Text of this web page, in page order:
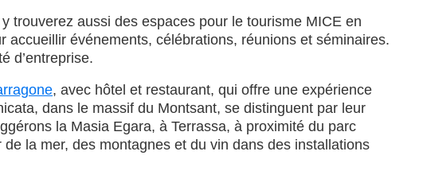
trouverez aussi des espaces pour le tourisme MICE en
événements, célébrations, réunions et séminaires.
d’entreprise.
, avec hôtel et restaurant, qui offre une expérience
dans le massif du Montsant, se distinguent par leur
la Masia Egara, à Terrassa, à proximité du parc
la mer, des montagnes et du vin dans des installations